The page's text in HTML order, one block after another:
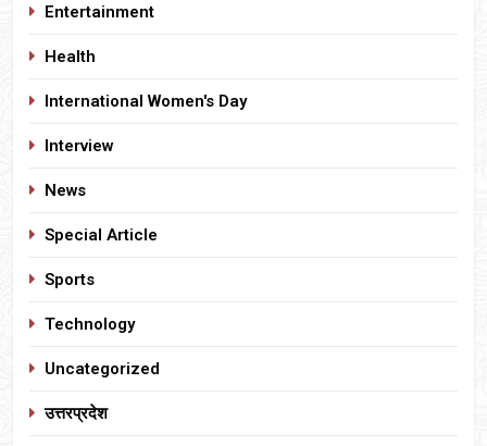
Entertainment
Health
International Women's Day
Interview
News
Special Article
Sports
Technology
Uncategorized
उत्तरप्रदेश